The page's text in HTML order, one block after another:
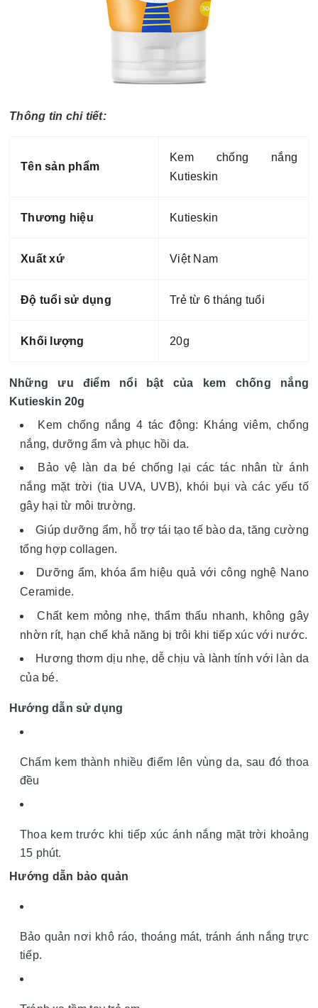
Thông tin chi tiết:
Tên sản phẩm
Kem chống nắng
Kutieskin
Thương hiệu Kutieskin
Xuất xứ Việt Nam
Độ tuổi sử dụng Trẻ từ 6 tháng tuổi
Khối lượng 20g
Những ưu điểm nổi bật của kem chống nắng
Kutieskin 20g
Kem chống nắng 4 tác động: Kháng viêm, chống
nắng, dưỡng ẩm và phục hồi da.
Bảo vệ làn da bé chống lại các tác nhân từ ánh
nắng mặt trời (tia UVA, UVB), khói bụi và các yếu tố
gây hại từ môi trường.
Giúp dưỡng ẩm, hỗ trợ tái tạo tế bào da, tăng cường
tổng hợp collagen.
Dưỡng ẩm, khóa ẩm hiệu quả với công nghệ Nano
Ceramide.
Chất kem mỏng nhẹ, thẩm thấu nhanh, không gây
nhờn rít, hạn chế khả năng bị trôi khi tiếp xúc với nước.
Hương thơm dịu nhẹ, dễ chịu và lành tính với làn da
của bé.
Hướng dẫn sử dụng
Chấm kem thành nhiều điểm lên vùng da, sau đó thoa
đều
Thoa kem trước khi tiếp xúc ánh nắng mặt trời khoảng
15 phút.
Hướng dẫn bảo quản
Bảo quản nơi khô ráo, thoáng mát, tránh ánh nắng trực
tiếp.